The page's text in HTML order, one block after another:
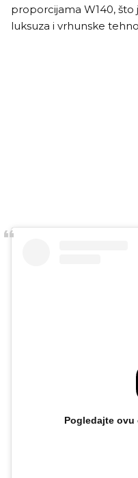
proporcijama W140,
luksuza i vrhunske
Pogledajte ovu